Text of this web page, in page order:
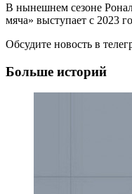
В нынешнем сезоне
мяча» выступает с 2023
Обсудите новость в
Больше историй